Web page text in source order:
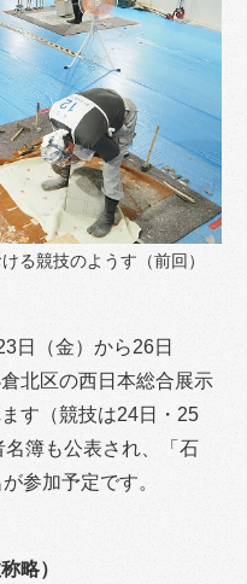
る競技のようす（前回）
日（金）から26日
北区の西日本総合展示
す（競技は24日・25
簿も公表され、「石
参加予定です。
略）